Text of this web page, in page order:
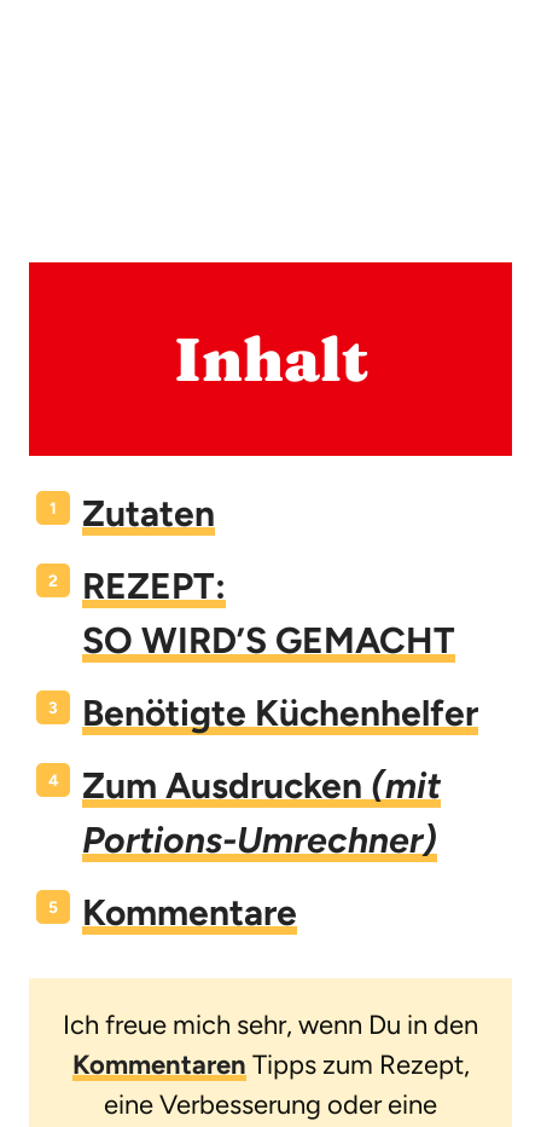
Inhalt
Zutaten
REZEPT:
SO WIRD’S GEMACHT
Benötigte Küchenhelfer
Zum Ausdrucken (mit
Portions-Umrechner)
Kommentare
Ich freue mich sehr, wenn Du in den
Kommentaren Tipps zum Rezept,
eine Verbesserung oder eine